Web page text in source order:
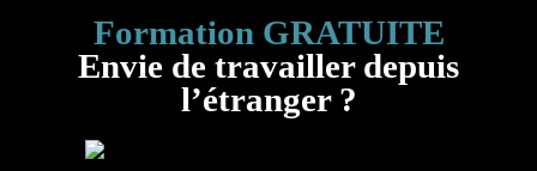
Formation GRATUITE
Envie de travailler depuis
l’étranger ?